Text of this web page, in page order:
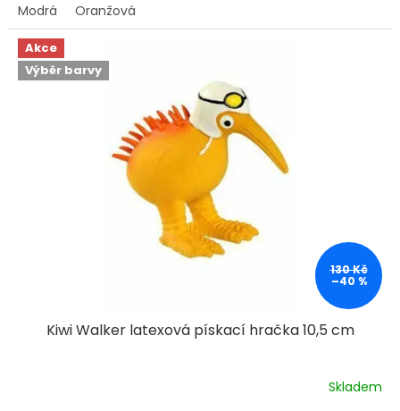
Modrá
Oranžová
Akce
Výběr barvy
130 Kč
–40 %
Kiwi Walker latexová pískací hračka 10,5 cm
Skladem